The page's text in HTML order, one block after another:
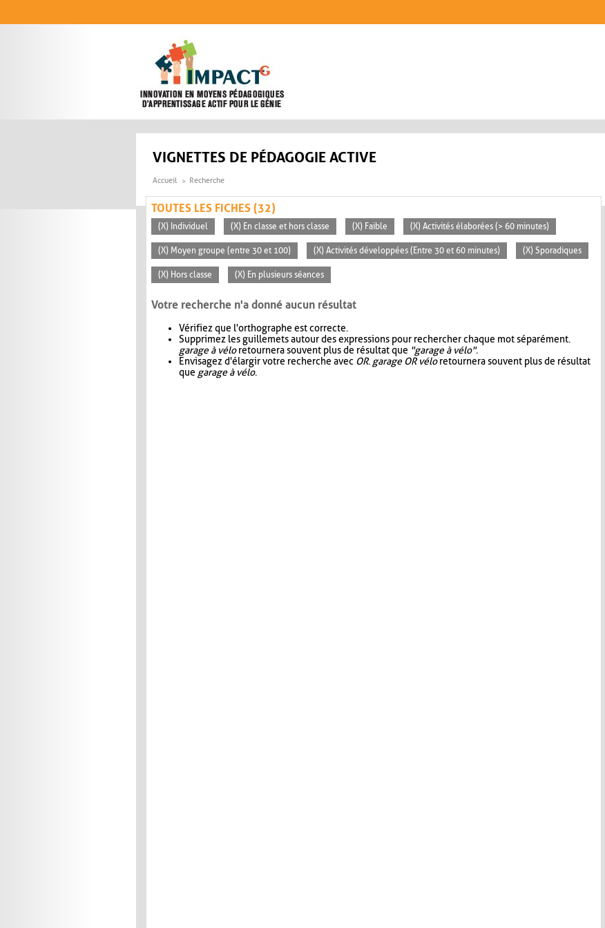
VIGNETTES DE PÉDAGOGIE ACTIVE
Accueil Recherche
TOUTES LES FICHES (32)
(X) Individuel (X) En classe et hors classe (X) Faible (X) Activités élaborées (> 60 minutes)
(X) Moyen groupe (entre 30 et 100) (X) Activités développées (Entre 30 et 60 minutes) (X) Sporadiques
(X) Hors classe (X) En plusieurs séances
Votre recherche n'a donné aucun résultat
Vérifiez que l'orthographe est correcte.
Supprimez les guillemets autour des expressions pour rechercher chaque mot séparément.
garage à véloretournera souvent plus de résultat que "garage à vélo".
Envisagez d'élargir votre recherche avec OR. garage OR véloretournera souvent plus de résultat
que garage à vélo.